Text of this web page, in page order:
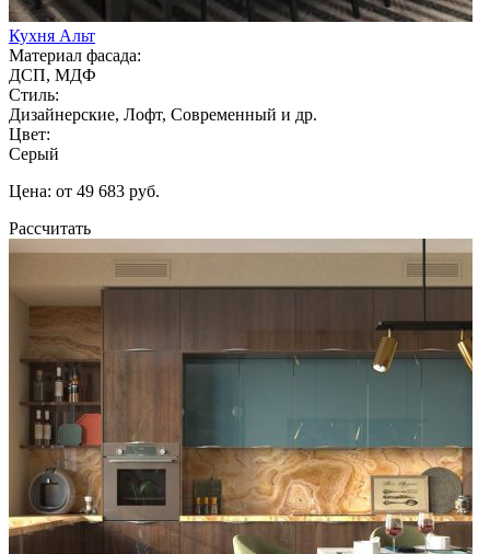
Кухня Альт
Материал фасада:
ДСП, МДФ
Стиль:
Дизайнерские, Лофт, Современный и др.
Цвет:
Серый
Цена: от 49 683 руб.
Рассчитать